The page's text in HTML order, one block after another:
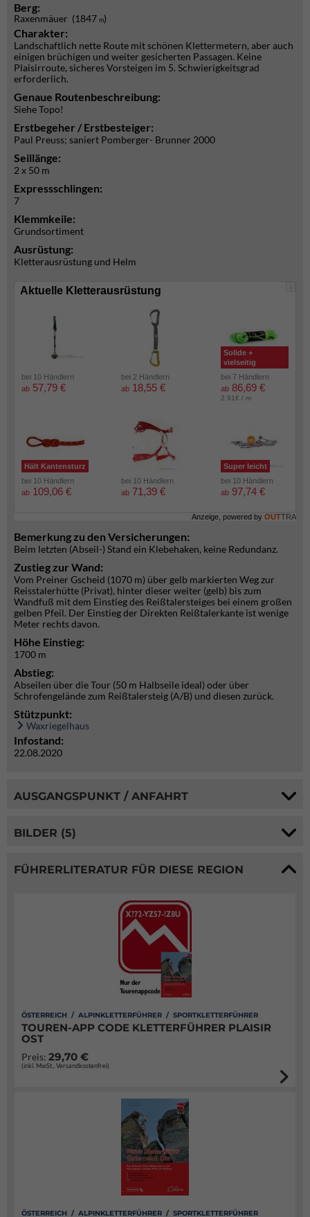
Berg:
Raxenmäuer (1847 m)
Charakter:
Landschaftlich nette Route mit schönen Klettermetern, aber auch
einigen brüchigen und weiter gesicherten Passagen. Keine
Plaisirroute, sicheres Vorsteigen im 5. Schwierigkeitsgrad
erforderlich.
Genaue Routenbeschreibung:
Siehe Topo!
Erstbegeher / Erstbesteiger:
Paul Preuss; saniert Pomberger- Brunner 2000
Seillänge:
2 x 50 m
Expressschlingen:
7
Klemmkeile:
Grundsortiment
Ausrüstung:
Kletterausrüstung und Helm
i
Aktuelle Kletterausrüstung
bei 10 Händlern
ab 57,79 €
bei 2 Händlern
ab 18,55 €
Solide +
vielseitig
bei 7 Händlern
ab 86,69 €
2.91€ / m
Hält Kantensturz
bei 10 Händlern
ab 109,06 €
bei 10 Händlern
ab 71,39 €
Super leicht
bei 10 Händlern
ab 97,74 €
Anzeige, powered by OUTTRA
Bemerkung zu den Versicherungen:
Beim letzten (Abseil-) Stand ein Klebehaken, keine Redundanz.
Zustieg zur Wand:
Vom Preiner Gscheid (1070 m) über gelb markierten Weg zur
Reisstalerhütte (Privat), hinter dieser weiter (gelb) bis zum
Wandfuß mit dem Einstieg des Reißtalersteiges bei einem großen
gelben Pfeil. Der Einstieg der Direkten Reißtalerkante ist wenige
Meter rechts davon.
Höhe Einstieg:
1700 m
Abstieg:
Abseilen über die Tour (50 m Halbseile ideal) oder über
Schrofengelände zum Reißtalersteig (A/B) und diesen zurück.
Stützpunkt:
Waxriegelhaus
Infostand:
22.08.2020
AUSGANGSPUNKT / ANFAHRT
BILDER (5)
FÜHRERLITERATUR FÜR DIESE REGION
ÖSTERREICH / ALPINKLETTERFÜHRER / SPORTKLETTERFÜHRER
TOUREN-APP CODE KLETTERFÜHRER PLAISIR
OST
Preis: 29,70 €
(inkl. MwSt., Versandkostenfrei)
ÖSTERREICH / ALPINKLETTERFÜHRER / SPORTKLETTERFÜHRER